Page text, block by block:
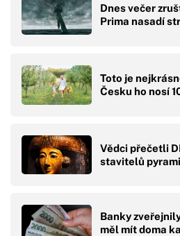
Dnes večer
Prima nasadí
Toto je
Česku ho nosí
Vědci přečetli
stavitelů
Banky
měl mít doma